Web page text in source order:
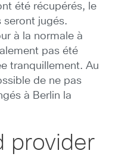
été récupérés, le
seront jugés.
à la normale à
pas été
tranquillement. Au
de ne pas
à Berlin la
provider